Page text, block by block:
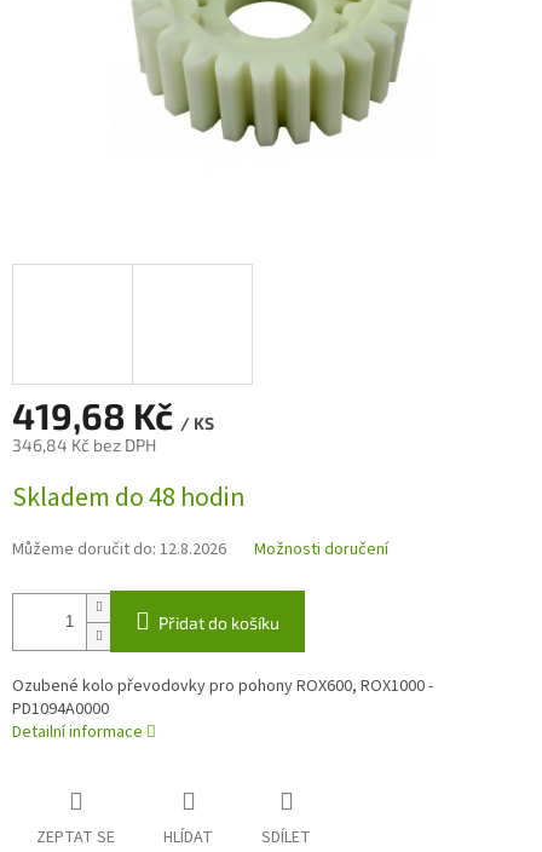
419,68 Kč / KS
346,84 Kč bez DPH
cena:
Skladem do 48 hodin
Můžeme doručit do: 12.8.2026 Možnosti doručení
Přidat do košíku
Ozubené kolo převodovky pro pohony ROX600, ROX1000 -
PD1094A0000
Detailní informace
ZEPTAT SE HLÍDAT SDÍLET